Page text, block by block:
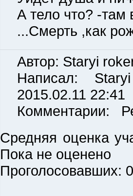
А тело что? -там
...Смерть ,как
Автор: Staryi
Написал:
2015.02.11 22:41
Комментарии:
Средняя оценка
Пока не оценено
Проголосовавших: 0